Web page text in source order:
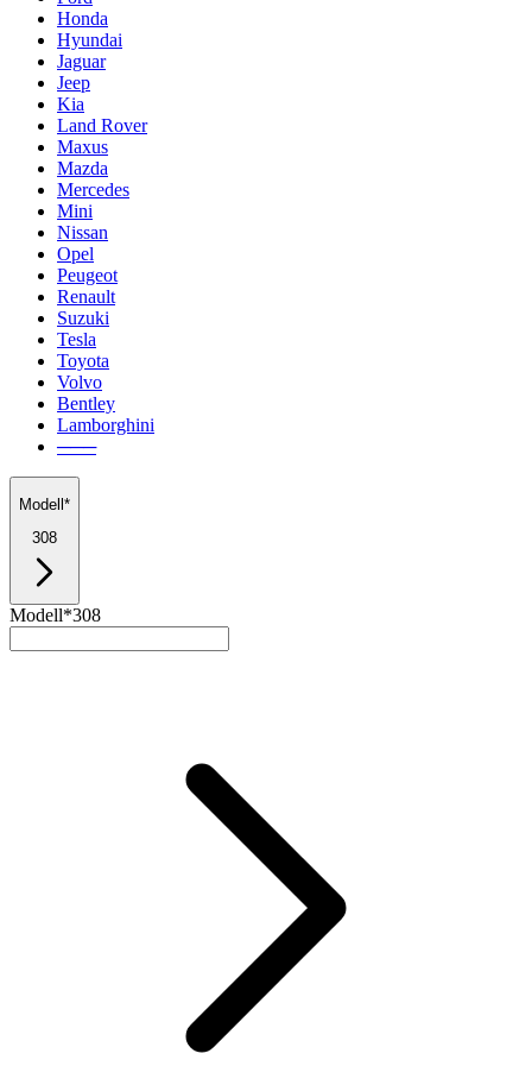
Honda
Hyundai
Jaguar
Jeep
Kia
Land Rover
Maxus
Mazda
Mercedes
Mini
Nissan
Opel
Peugeot
Renault
Suzuki
Tesla
Toyota
Volvo
Bentley
Lamborghini
───
Modell*
308
Modell*308